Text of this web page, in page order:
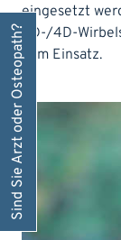
eingesetzt
3D-/4D-
zum Einsatz.
Sind Sie Arzt oder Osteopath?